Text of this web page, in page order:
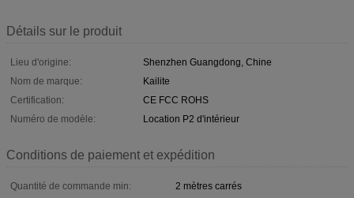
Détails sur le produit
Lieu d'origine:
Shenzhen Guangdong, Chine
Nom de marque:
Kailite
Certification:
CE FCC ROHS
Numéro de modèle:
Location P2 d'intérieur
Conditions de paiement et expédition
Quantité de commande min:
2 mètres carrés